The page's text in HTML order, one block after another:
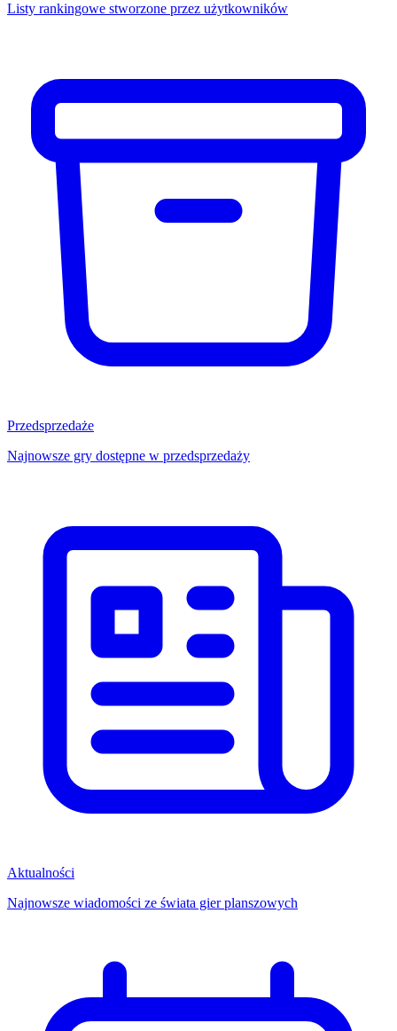
Listy rankingowe stworzone przez użytkowników
Przedsprzedaże
Najnowsze gry dostępne w przedsprzedaży
Aktualności
Najnowsze wiadomości ze świata gier planszowych